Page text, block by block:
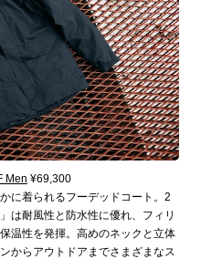
Men ¥69,300
に着られるフーデッドコート。2
は耐風性と防水性に優れ、フィリ
温性を発揮。高めのネックと立体
からアウトドアまでさまざまなス